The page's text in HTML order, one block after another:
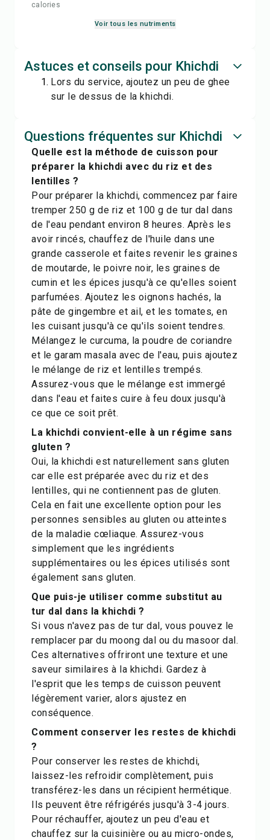
calories
Voir tous les nutriments
Astuces et conseils pour Khichdi
Lors du service, ajoutez un peu de ghee
sur le dessus de la khichdi.
Questions fréquentes sur Khichdi
Quelle est la méthode de cuisson pour
préparer la khichdi avec du riz et des
lentilles ?
Pour préparer la khichdi, commencez par faire
tremper 250 g de riz et 100 g de tur dal dans
de l'eau pendant environ 8 heures. Après les
avoir rincés, chauffez de l'huile dans une
grande casserole et faites revenir les graines
de moutarde, le poivre noir, les graines de
cumin et les épices jusqu'à ce qu'elles soient
parfumées. Ajoutez les oignons hachés, la
pâte de gingembre et ail, et les tomates, en
les cuisant jusqu'à ce qu'ils soient tendres.
Mélangez le curcuma, la poudre de coriandre
et le garam masala avec de l'eau, puis ajoutez
le mélange de riz et lentilles trempés.
Assurez-vous que le mélange est immergé
dans l'eau et faites cuire à feu doux jusqu'à
ce que ce soit prêt.
La khichdi convient-elle à un régime sans
gluten ?
Oui, la khichdi est naturellement sans gluten
car elle est préparée avec du riz et des
lentilles, qui ne contiennent pas de gluten.
Cela en fait une excellente option pour les
personnes sensibles au gluten ou atteintes
de la maladie cœliaque. Assurez-vous
simplement que les ingrédients
supplémentaires ou les épices utilisés sont
également sans gluten.
Que puis-je utiliser comme substitut au
tur dal dans la khichdi ?
Si vous n'avez pas de tur dal, vous pouvez le
remplacer par du moong dal ou du masoor dal.
Ces alternatives offriront une texture et une
saveur similaires à la khichdi. Gardez à
l'esprit que les temps de cuisson peuvent
légèrement varier, alors ajustez en
conséquence.
Comment conserver les restes de khichdi
?
Pour conserver les restes de khichdi,
laissez-les refroidir complètement, puis
transférez-les dans un récipient hermétique.
Ils peuvent être réfrigérés jusqu'à 3-4 jours.
Pour réchauffer, ajoutez un peu d'eau et
chauffez sur la cuisinière ou au micro-ondes,